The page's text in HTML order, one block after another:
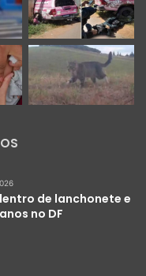
de lanchonete e
no DF